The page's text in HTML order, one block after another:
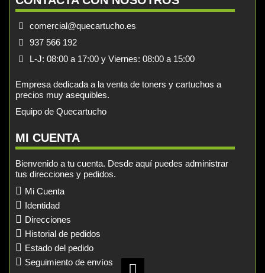
comercial@quecartucho.es
937 566 192
L-J: 08:00 a 17:00 y Viernes: 08:00 a 15:00
Empresa dedicada a la venta de toners y cartuchos a
precios muy asequibles.
Equipo de Quecartucho
MI CUENTA
Bienvenido a tu cuenta. Desde aquí puedes administrar
tus direcciones y pedidos.
Mi Cuenta
Identidad
Direcciones
Historial de pedidos
Estado del pedido
Seguimiento de envíos